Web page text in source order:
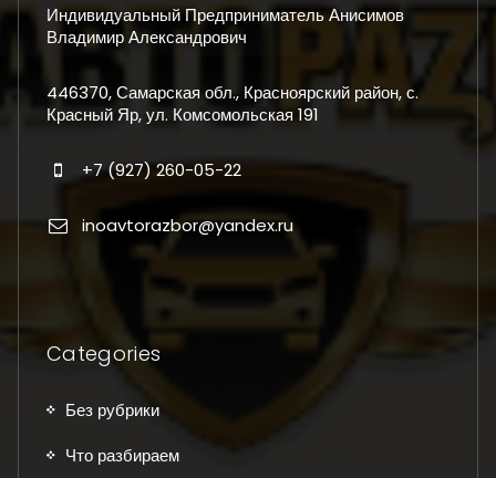
Индивидуальный Предприниматель Анисимов
Владимир Александрович
446370, Самарская обл., Красноярский район, с.
Красный Яр, ул. Комсомольская 191
+7 (927) 260-05-22
inoavtorazbor@yandex.ru
Categories
Без рубрики
Что разбираем